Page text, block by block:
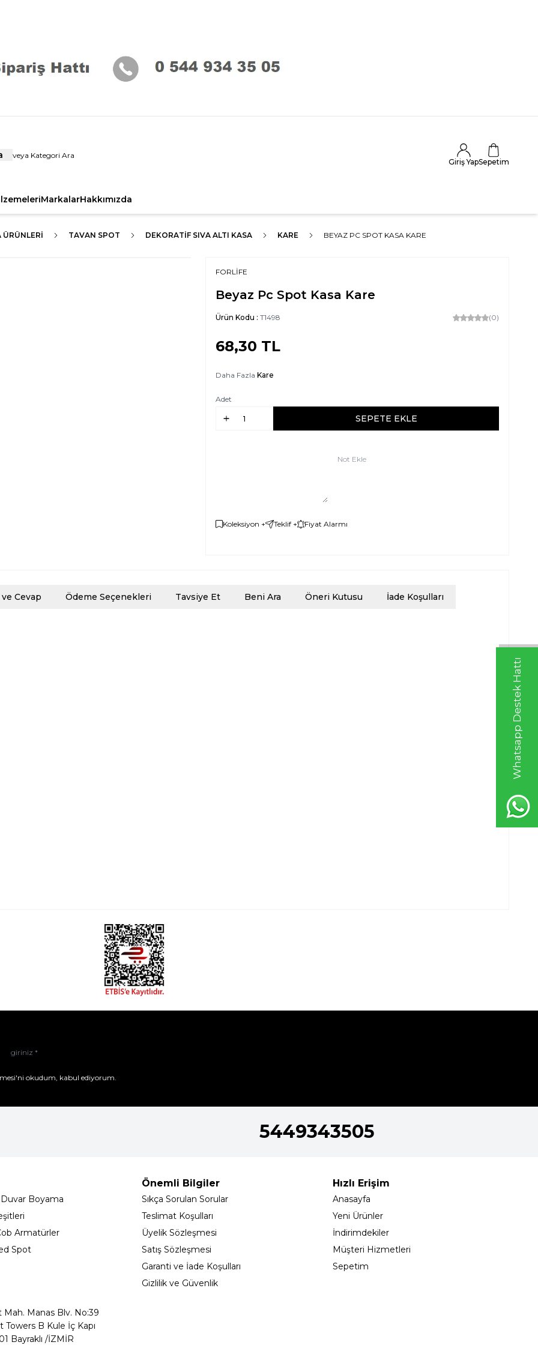
Whatsapp Destek Hattı
Giriş YapSepetim
MarkalarHakkımızda
ÜRÜNLERI TAVAN SPOT DEKORATIF SIVA ALTI KASA KARE BEYAZ PC SPOT KASA KARE
FORLİFE
Beyaz Pc Spot Kasa Kare
Ürün Kodu : T1498 (0)
68,30 TL
Daha Fazla Kare
Adet
SEPETE EKLE
Not Ekle
Koleksiyon + Teklif + Fiyat Alarmı
Cevap Ödeme Seçenekleri Tavsiye Et Beni Ara Öneri Kutusu İade Koşulları
okudum, kabul ediyorum.
5449343505
Boyama
Armatürler
Spot
Önemli Bilgiler
Sıkça Sorulan Sorular
Teslimat Koşulları
Üyelik Sözleşmesi
Satış Sözleşmesi
Garanti ve İade Koşulları
Gizlilik ve Güvenlik
Hızlı Erişim
Anasayfa
Yeni Ürünler
İndirimdekiler
Müşteri Hizmetleri
Sepetim
Mah. Manas Blv. No:39
Towers B Kule İç Kapı
Bayraklı /İZMİR